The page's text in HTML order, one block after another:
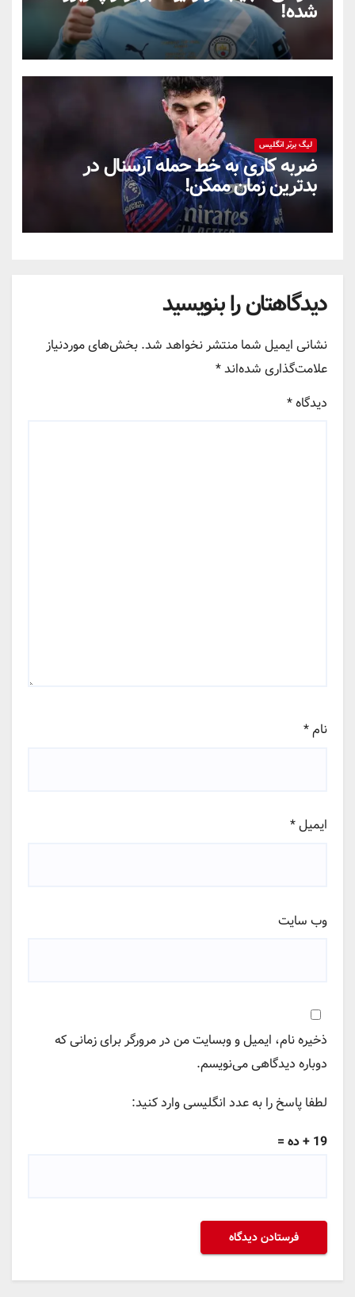
شده!
لیگ برتر انگلیس
ضربه کاری به خط حمله آرسنال در
بدترین زمان ممکن!
دیدگاهتان را بنویسید
نشانی ایمیل شما منتشر نخواهد شد. بخش‌های موردنیاز
علامت‌گذاری شده‌اند*
دیدگاه*
نام*
ایمیل*
وب‌ سایت
ذخیره نام، ایمیل و وبسایت من در مرورگر برای زمانی که
دوباره دیدگاهی می‌نویسم.
لطفا پاسخ را به عدد انگلیسی وارد کنید:
19 + ده =